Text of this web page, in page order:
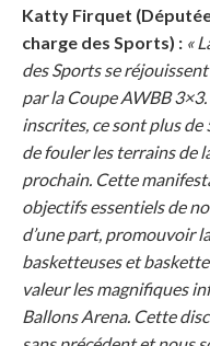
Katty Firquet
charge des Sports) : «
des Sports se
par la Coupe AWBB
inscrites, ce sont plus
de fouler les terrains de
prochain. Cette
objectifs essentiels de
d’une part, promouvoir
basketteuses et
valeur les magnifiques
Ballons Arena. Cette